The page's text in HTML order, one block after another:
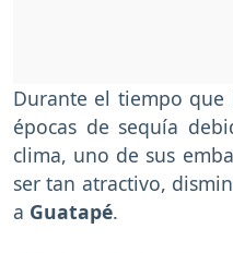
Durante el tiempo
épocas de sequía
clima, uno de sus
ser tan atractivo,
a Guatapé.